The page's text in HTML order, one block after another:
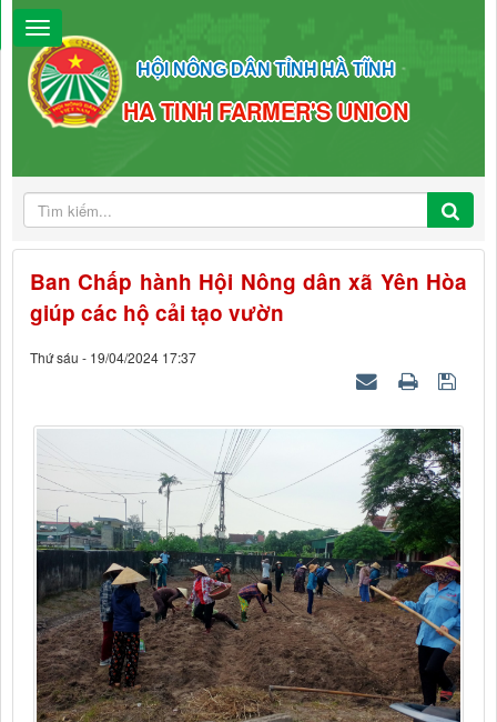
HỘI NÔNG DÂN TỈNH HÀ TĨNH
HA TINH FARMER'S UNION
Ban Chấp hành Hội Nông dân xã Yên Hòa
giúp các hộ cải tạo vườn
Thứ sáu - 19/04/2024 17:37